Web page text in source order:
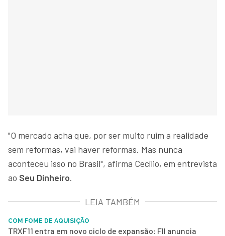
"O mercado acha que, por ser muito ruim a realidade
sem reformas, vai haver reformas. Mas nunca
aconteceu isso no Brasil", afirma Cecílio, em entrevista
ao Seu Dinheiro.
LEIA TAMBÉM
COM FOME DE AQUISIÇÃO
TRXF11 entra em novo ciclo de expansão: FII anuncia